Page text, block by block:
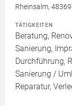
Rheinsalm,
TÄTIGKEITEN
Beratung,
Sanierung,
Durchführung,
Sanierung /
Reparatur,